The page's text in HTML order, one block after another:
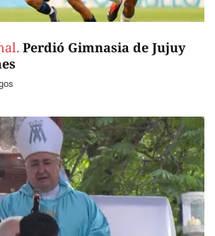
Perdió Gimnasia de Jujuy